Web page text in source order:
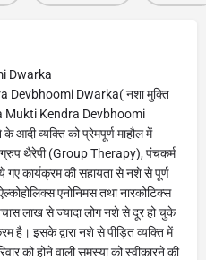
Dwarka
Devbhoomi Dwarka( नशा मुक्ति
Mukti Kendra Devbhoomi
आदी व्यक्ति को प्रेमपूर्ण माहौल में
ग्रुप थैरेपी (Group Therapy), पंचकर्म
कार्यक्रम की सहायता से नशे से पूर्ण
एनोनिमस तथा नारकोटिक्स
लाख से ज्यादा लोग नशे से दूर हो चुके
है। इसके द्वारा नशे से पीड़ित व्यक्ति में
को होने वाली समस्या को स्वीकारने की